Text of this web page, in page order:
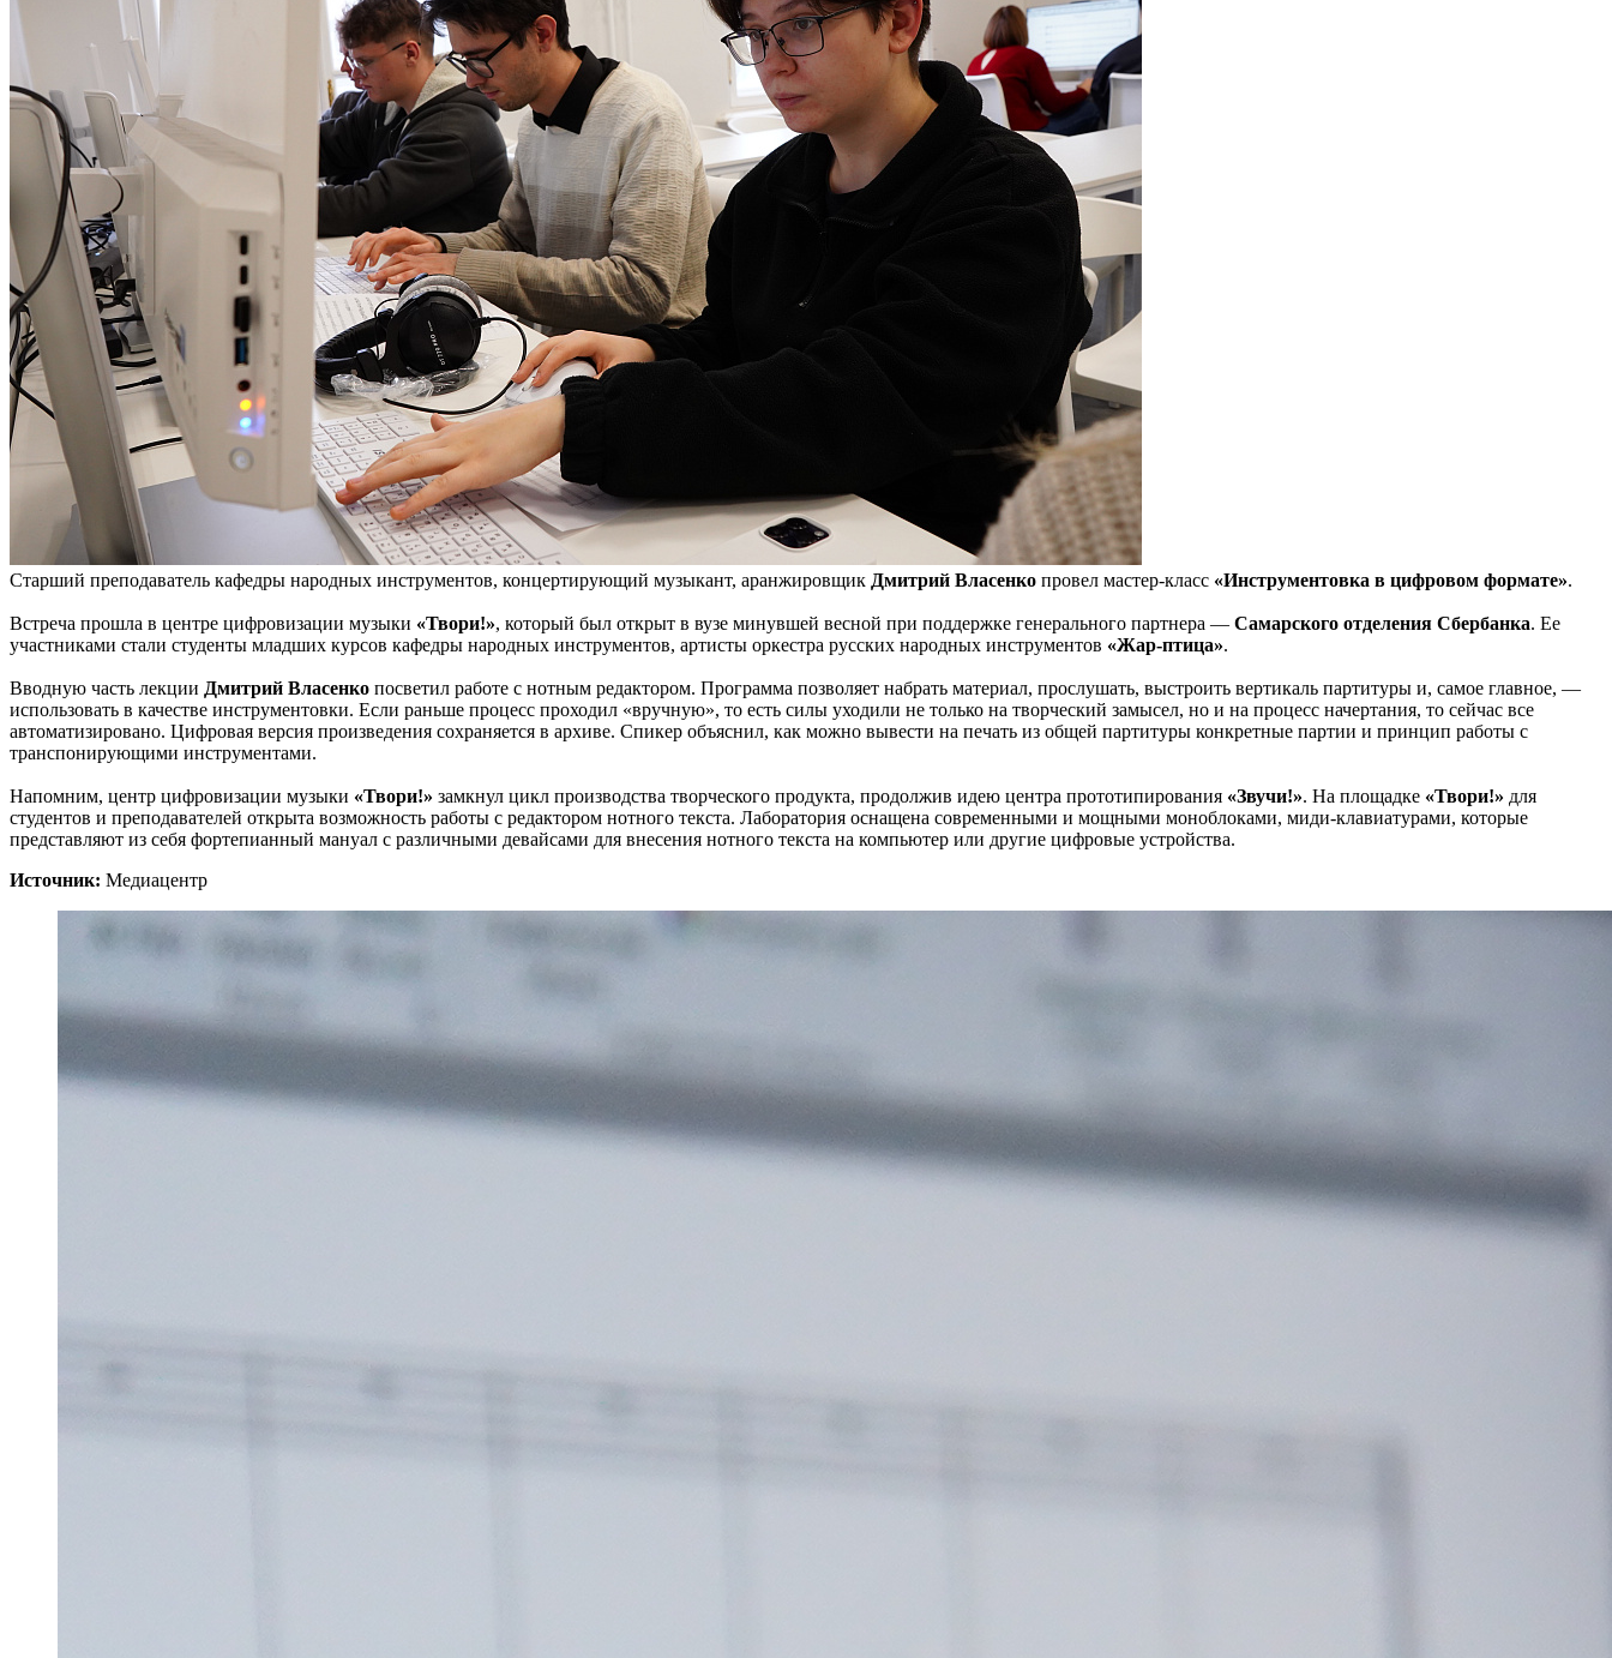
Старший преподаватель кафедры народных инструментов, концертирующий музыкант, аранжировщик Дмитрий Власенко провел мастер-класс «Инструментовка в цифровом формате».
Встреча прошла в центре цифровизации музыки «Твори!», который был открыт в вузе минувшей весной при поддержке генерального партнера — Самарского отделения Сбербанка. Ее
участниками стали студенты младших курсов кафедры народных инструментов, артисты оркестра русских народных инструментов «Жар-птица».
Вводную часть лекции Дмитрий Власенко посветил работе с нотным редактором. Программа позволяет набрать материал, прослушать, выстроить вертикаль партитуры и, самое главное, —
использовать в качестве инструментовки. Если раньше процесс проходил «вручную», то есть силы уходили не только на творческий замысел, но и на процесс начертания, то сейчас все
автоматизировано. Цифровая версия произведения сохраняется в архиве. Спикер объяснил, как можно вывести на печать из общей партитуры конкретные партии и принцип работы с
транспонирующими инструментами.
Напомним, центр цифровизации музыки «Твори!» замкнул цикл производства творческого продукта, продолжив идею центра прототипирования «Звучи!». На площадке «Твори!» для
студентов и преподавателей открыта возможность работы с редактором нотного текста. Лаборатория оснащена современными и мощными моноблоками, миди-клавиатурами, которые
представляют из себя фортепианный мануал с различными девайсами для внесения нотного текста на компьютер или другие цифровые устройства.
Источник: Медиацентр